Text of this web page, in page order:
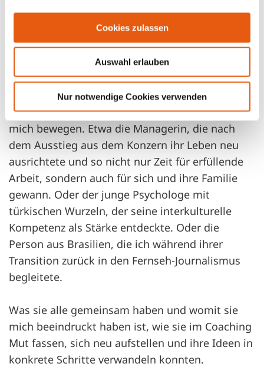
Cookies zulassen
Auswahl erlauben
Nur notwendige Cookies verwenden
darf auch Spaß machen.
Auf welches Coachingergebnis
schaust Du gerne zurück?
Es gibt tatsächlich viele Coachingergebnisse, die
mich bewegen. Etwa die Managerin, die nach
dem Ausstieg aus dem Konzern ihr Leben neu
ausrichtete und so nicht nur Zeit für erfüllende
Arbeit, sondern auch für sich und ihre Familie
gewann. Oder der junge Psychologe mit
türkischen Wurzeln, der seine interkulturelle
Kompetenz als Stärke entdeckte. Oder die
Person aus Brasilien, die ich während ihrer
Transition zurück in den Fernseh-Journalismus
begleitete.
Was sie alle gemeinsam haben und womit sie
mich beeindruckt haben ist, wie sie im Coaching
Mut fassen, sich neu aufstellen und ihre Ideen in
konkrete Schritte verwandeln konnten.